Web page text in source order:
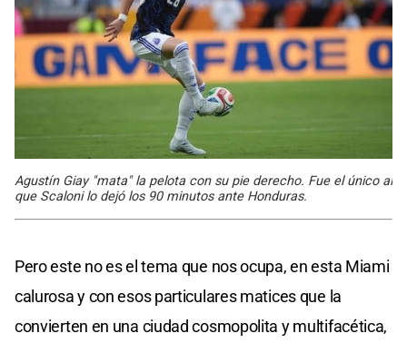
Agustín Giay "mata" la pelota con su pie derecho. Fue el único al
que Scaloni lo dejó los 90 minutos ante Honduras.
Pero este no es el tema que nos ocupa, en esta Miami
calurosa y con esos particulares matices que la
convierten en una ciudad cosmopolita y multifacética,